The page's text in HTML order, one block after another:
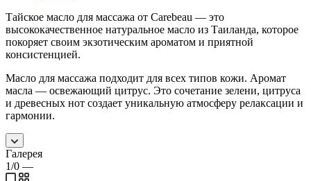
Тайское масло для массажа от Carebeau — это
высококачественное натуральное масло из Таиланда, которое
покоряет своим экзотическим ароматом и приятной
консистенцией.
Масло для массажа подходит для всех типов кожи. Аромат
масла — освежающий цитрус. Это сочетание зелени, цитруса
и древесных нот создает уникальную атмосферу релаксации и
гармонии.
Галерея
1/0 —